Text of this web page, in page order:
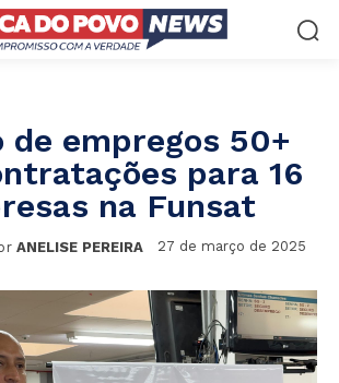
de empregos 50+
para 16
na Funsat
ANELISE PEREIRA 27 de março de 2025